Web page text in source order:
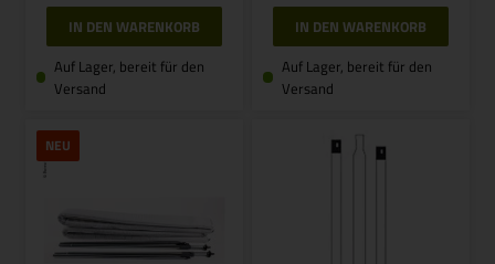
Auf Lager, bereit für den
Versand
Auf Lager, bereit für den
Versand
NEU